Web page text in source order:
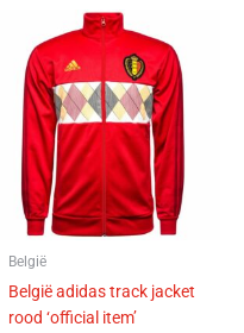
België
België adidas track jacket
rood ‘official item’
product
heeft
meerdere
variaties.
Deze
optie
kan
gekozen
op